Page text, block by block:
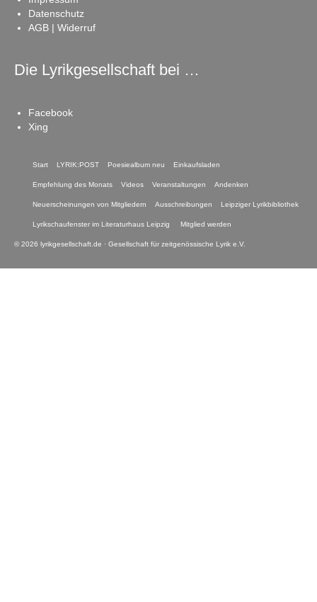
Datenschutz
AGB | Widerruf
Die Lyrikgesellschaft bei …
Facebook
Xing
Start LYRIK:POST Poesiealbum neu Einkaufsladen
Empfehlung des Monats Videos Veranstaltungen Andenken
Neuerscheinungen von Mitgliedern Ausschreibungen Leipziger Lyrikbibliothek
Lyrikschaufenster im Literaturhaus Leipzig Mitglied werden
© 2026 lyrikgesellschaft.de · Gesellschaft für zeitgenössische Lyrik e.V.